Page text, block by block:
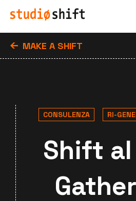
MAKE A SHIFT
CONSULENZA RI-
Shift al